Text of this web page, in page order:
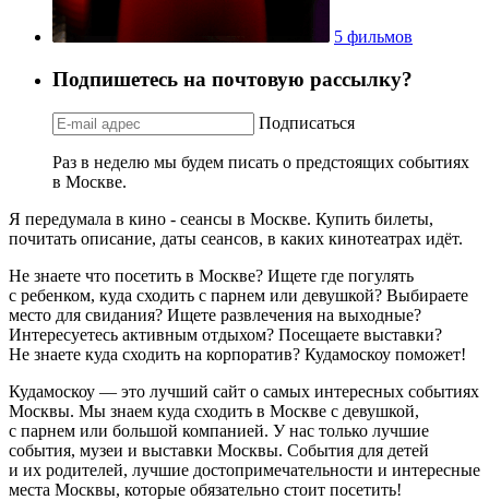
5 фильмов
Подпишетесь на почтовую рассылку?
Подписаться
Раз в неделю мы будем писать о предстоящих событиях
в Москве.
Я передумала в кино - сеансы в Москве. Купить билеты,
почитать описание, даты сеансов, в каких кинотеатрах идёт.
Не знаете что посетить в Москве? Ищете где погулять
с ребенком, куда сходить с парнем или девушкой? Выбираете
место для свидания? Ищете развлечения на выходные?
Интересуетесь активным отдыхом? Посещаете выставки?
Не знаете куда сходить на корпоратив? Кудамоскоу поможет!
Кудамоскоу — это лучший сайт о самых интересных событиях
Москвы. Мы знаем куда сходить в Москве с девушкой,
с парнем или большой компанией. У нас только лучшие
события, музеи и выставки Москвы. События для детей
и их родителей, лучшие достопримечательности и интересные
места Москвы, которые обязательно стоит посетить!